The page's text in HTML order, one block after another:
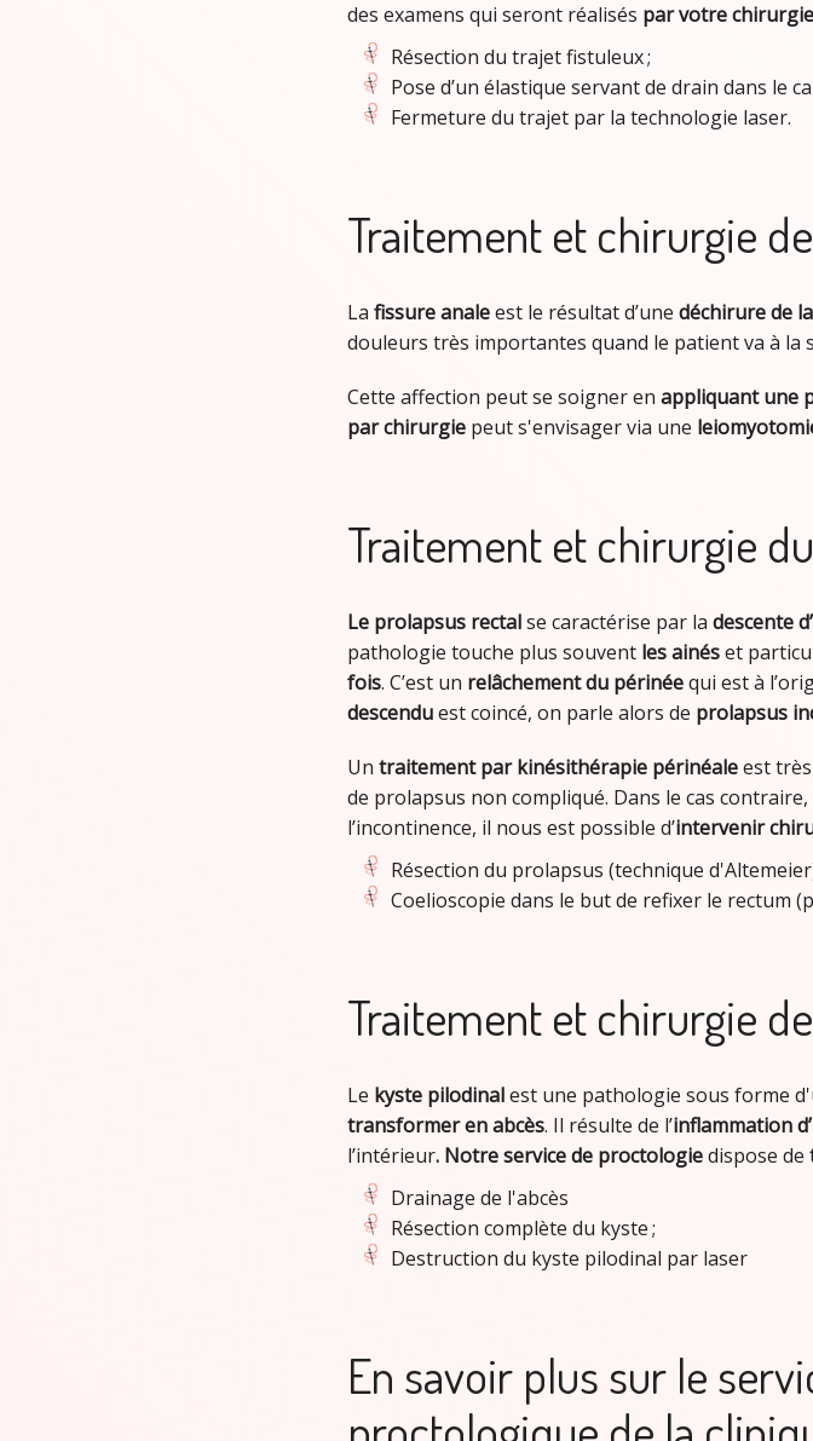
des examens qui seront réalisés par votre
Résection du trajet fistuleux ;
Pose d’un élastique servant de drain dans le
Fermeture du trajet par la technologie laser.
Traitement et chirurgie
La fissure analeest le résultat d’une déchirure de
douleurs très importantes quand le patient va à la
Cette affection peut se soigner en appliquant une
par chirurgie peut s'envisager via une
Traitement et chirurgie
Le prolapsus rectalse caractérise par la descente
pathologie touche plus souvent les ainéset
fois. C’est un relâchement du périnéequi est à
descenduest coincé, on parle alors de prolapsus
Un traitement par kinésithérapie périnéaleest
de prolapsus non compliqué. Dans le cas
l’incontinence, il nous est possible d’intervenir
Résection du prolapsus (technique
Coelioscopie dans le but de refixer le rectum
Traitement et chirurgie
Le kyste pilodinalest une pathologie sous forme
transformer en abcès. Il résulte de l’inflammation
l’intérieur. Notre service de proctologiedispose de
Drainage de l'abcès
Résection complète du kyste ;
Destruction du kyste pilodinal par laser
En savoir plus sur le